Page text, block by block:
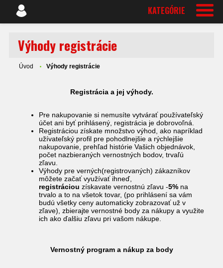
KATEGÓRIE
Výhody registrácie
Úvod Výhody registrácie
Registrácia a jej výhody.
Pre nakupovanie si nemusíte vytvárať používateľský
účet ani byť prihlásený, registrácia je dobrovoľná.
Registráciou získate množstvo výhod, ako napríklad
užívateľský profil pre pohodlnejšie a rýchlejšie
nakupovanie, prehľad histórie Vašich objednávok,
počet nazbieraných vernostných bodov, trvaľú
zľavu.
Výhody pre verných(registrovaných) zákazníkov
môžete začať využívať ihneď,
registráciou získavate vernostnú zľavu -5% na
trvalo a to na všetok tovar, (po prihlásení sa vám
budú všetky ceny automaticky zobrazovať už v
zľave), zbierajte vernostné body za nákupy a využite
ich ako ďalšiu zľavu pri vašom nákupe.
Vernostný program a nákup za body